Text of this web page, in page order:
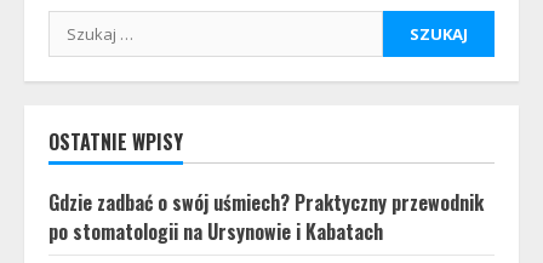
Szukaj:
OSTATNIE WPISY
Gdzie zadbać o swój uśmiech? Praktyczny przewodnik
po stomatologii na Ursynowie i Kabatach